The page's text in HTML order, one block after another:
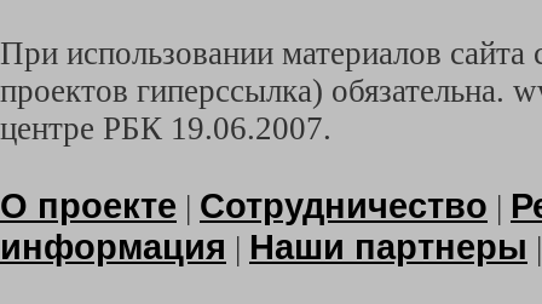
При использовании материалов
проектов гиперссылка) обязательна.
центре РБК 19.06.2007.
О проекте | Сотрудничество |
информация | Наши партнеры